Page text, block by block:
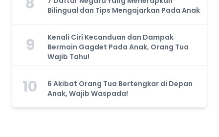
Bilingual dan Tips Mengajarkan Pada Anak
9
Kenali Ciri Kecanduan dan Dampak
Bermain Gagdet Pada Anak, Orang Tua
Wajib Tahu!
10
6 Akibat Orang Tua Bertengkar di Depan
Anak, Wajib Waspada!